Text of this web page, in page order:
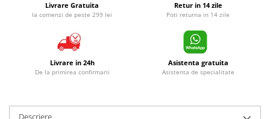
Livrare Gratuita
la comenzi de peste 299 lei
Retur in 14 zile
Poti returna in 14 zile
Livrare in 24h
De la primirea confirmarii
Asistenta gratuita
Asistenta de specialitate
Descriere